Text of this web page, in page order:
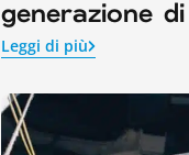
generazione
Leggi di più